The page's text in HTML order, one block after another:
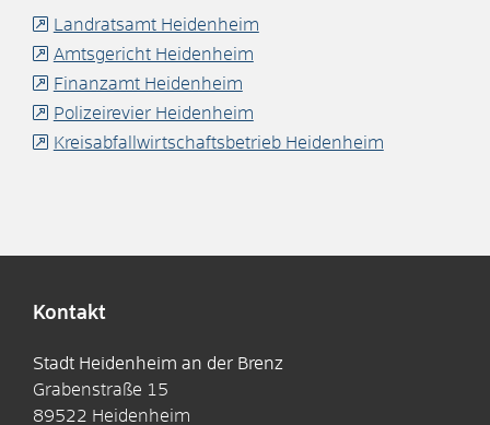
Landratsamt Heidenheim
Amtsgericht Heidenheim
Finanzamt Heidenheim
Polizeirevier Heidenheim
Kreisabfallwirtschaftsbetrieb Heidenheim
Kontakt
Stadt Heidenheim an der Brenz
Grabenstraße 15
89522 Heidenheim